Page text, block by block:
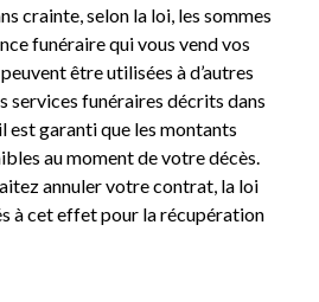
crainte, selon la loi, les sommes
funéraire qui vous vend vos
être utilisées à d’autres
services funéraires décrits dans
est garanti que les montants
au moment de votre décès.
annuler votre contrat, la loi
à cet effet pour la récupération